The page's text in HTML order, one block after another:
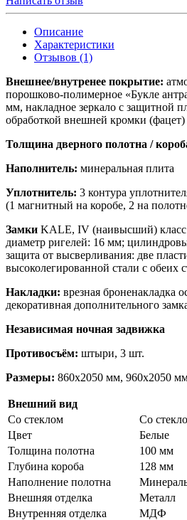
Описание
Характеристики
Отзывов (1)
Внешнее/внутренее покрытие:
порошково-полимерное «Букле
мм, накладное зеркало с защитной
обработкой внешней кромки (фацет)
Толщина дверного полотна /
Наполнитель: минеральная плита
Уплотнитель: 3 контура
(1 магнитный на коробе, 2 на
Замки KALE, IV (наивысший) класс
диаметр ригелей: 16 мм;
защита от высверливания: две
высоколегированной стали с обеих
Накладки: врезная броненакладка
декоративная дополнительного
Независимая ночная задвижка
Противосъём: штыри, 3 шт.
Размеры: 860х2050 мм, 960х2050
Внешний вид
Со стеклом
Со
Цвет
Белые
Толщина полотна
100 мм
Глубина короба
128 мм
Наполнение полотна
Внешняя отделка
Металл
Внутренняя отделка
МДФ